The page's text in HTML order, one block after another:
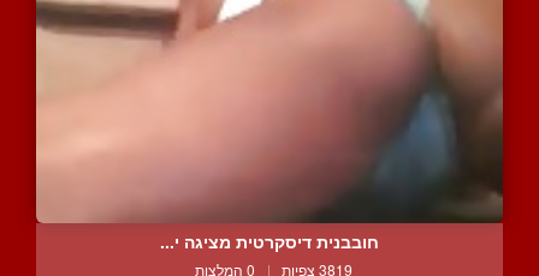
חובבנית דיסקרטית מציגה י...
3819 צפיות | 0 המלצות